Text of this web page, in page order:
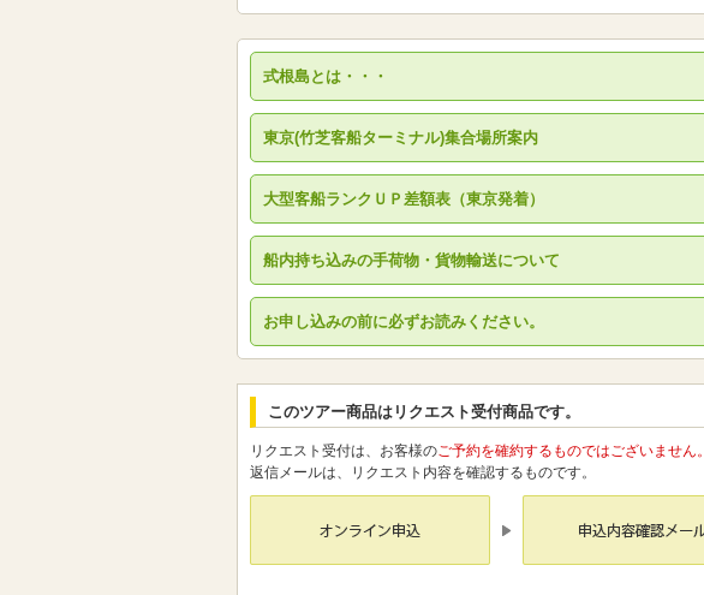
式根島とは・・・
東京(竹芝客船ターミナル)集合場所案内
大型客船ランクＵＰ差額表（東京発着）
船内持ち込みの手荷物・貨物輸送について
お申し込みの前に必ずお読みください。
このツアー商品はリクエスト受付商品です。
リクエスト受付は、お客様のご予約を確約するものではございません。
返信メールは、リクエスト内容を確認するものです。